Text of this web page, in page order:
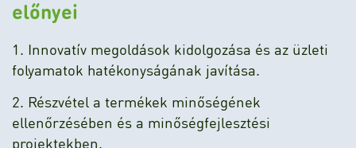
előnyei
1. Innovatív megoldások kidolgozása és az üzleti
folyamatok hatékonyságának javítása.
2. Részvétel a termékek minőségének
ellenőrzésében és a minőségfejlesztési
projektekben.